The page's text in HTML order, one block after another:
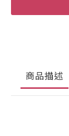
商品描述